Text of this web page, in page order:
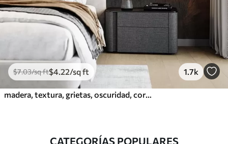
$7.03/sq ft$4 .22/sq ft 1.7k
CATEGORÍAS POPULARES